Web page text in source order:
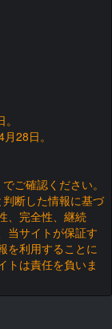
28日。
でご確認ください。
断した情報に基づ
、完全性、継続
当サイトが保証す
を利用することに
トは責任を負いま